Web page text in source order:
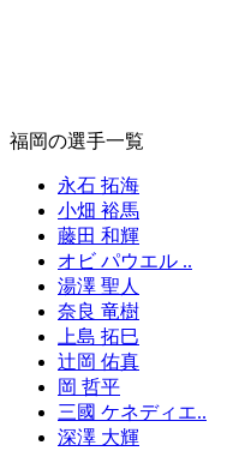
福岡の選手一覧
永石 拓海
小畑 裕馬
藤田 和輝
オビ パウエル ..
湯澤 聖人
奈良 竜樹
上島 拓巳
辻岡 佑真
岡 哲平
三國 ケネディエ..
深澤 大輝